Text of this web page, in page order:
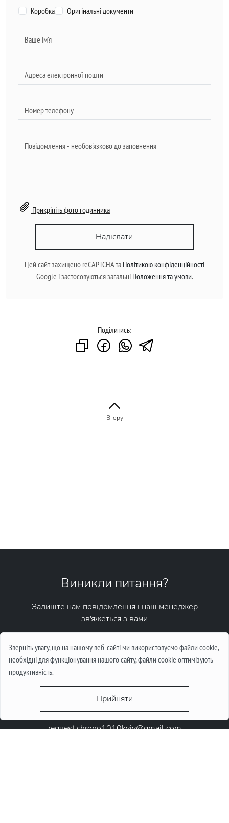
Зверніть увагу, що на нашому веб-сайті ми використовуємо файли cookie,
необхідні для функціонування нашого сайту, файли cookie оптимізують
продуктивність.
Прийняти
Коробка Оригінальні документи
Прикріпіть фото годинника
Надіслати
Цей сайт захищено reCAPTCHA та Політикою конфіденційності
Google і застосовуються загальні Положення та умови.
Поділитись:
Вгору
request.chrono1010kyiv@gmail.com
Виникли питання?
Залиште нам повідомлення і наш менеджер
зв'яжеться з вами
Написати повідомлення